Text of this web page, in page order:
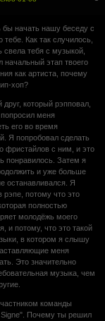
бы начать нашу беседу с
тебе. Как так случилось,
свела тебя с музыкой,
начальный этап твоего
как артиста, почему
хоп?
который рэпповал,
меня
его во время
Я попробовал сделать
фристайлов с ним, и это
понравилось. Затем я
и уже больше
останавливался. Я
рэпе, потому что это
полностью
молодёжь моего
и потому, что это такой
в котором я слышу
меня
Это значительно
музыка, чем
команды
Почему ты решил